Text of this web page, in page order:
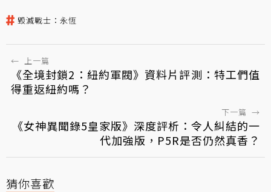
毀滅戰士：永恆
← 上一篇
《全境封鎖2：紐約軍閥》資料片評測：特工們值
得重返紐約嗎？
下一篇 →
《女神異聞錄5皇家版》深度評析：令人糾結的一
代加強版，P5R是否仍然真香？
猜你喜歡